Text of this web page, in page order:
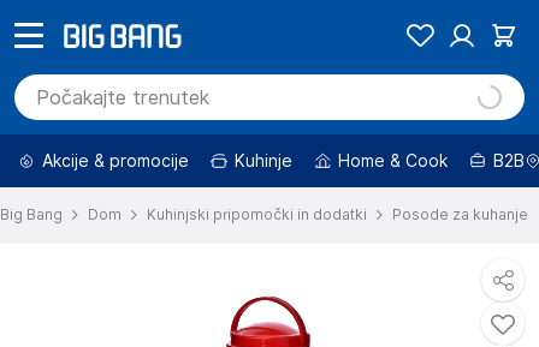
Akcije & promocije Kuhinje Home & Cook B2B
Big Bang Dom Kuhinjski pripomočki in dodatki Posode za kuhanje